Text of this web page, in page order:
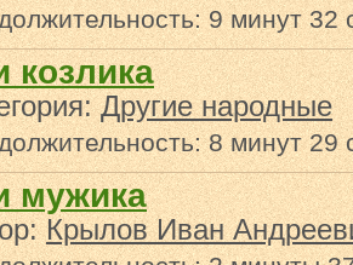
9 минут 32
козлика
Другие народные
8 минут 29
мужика
Крылов Иван